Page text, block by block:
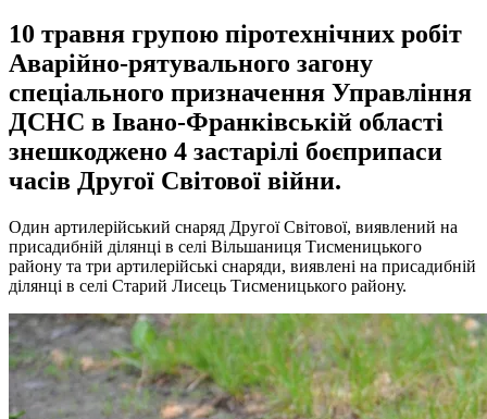
10 травня групою піротехнічних робіт
Аварійно-рятувального загону
спеціального призначення Управління
ДСНС в Івано-Франківській області
знешкоджено 4 застарілі боєприпаси
часів Другої Світової війни.
Один артилерійський снаряд Другої Світової, виявлений на
присадибній ділянці в селі Вільшаниця Тисменицького
району та три артилерійські снаряди, виявлені на присадибній
ділянці в селі Старий Лисець Тисменицького району.